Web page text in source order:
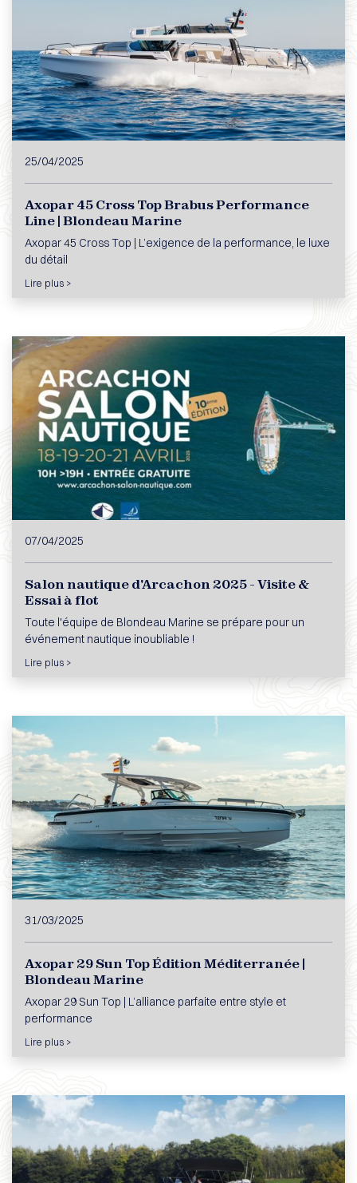
25/04/2025
Axopar 45 Cross Top Brabus Performance
Line | Blondeau Marine
Axopar 45 Cross Top | L’exigence de la performance, le luxe
du détail
Lire plus >
07/04/2025
Salon nautique d'Arcachon 2025 - Visite &
Essai à flot
Toute l'équipe de Blondeau Marine se prépare pour un
événement nautique inoubliable !
Lire plus >
31/03/2025
Axopar 29 Sun Top Édition Méditerranée |
Blondeau Marine
Axopar 29 Sun Top | L’alliance parfaite entre style et
performance
Lire plus >